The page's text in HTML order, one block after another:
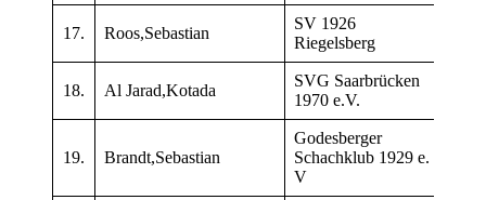
17. Roos,Sebastian
SV 1926
Riegelsberg
18. Al Jarad,Kotada
SVG Saarbrücken
1970 e.V.
19. Brandt,Sebastian
Godesberger
Schachklub 1929 e.
V